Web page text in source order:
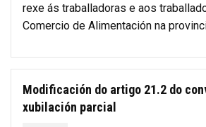
rexe ás traballadoras e aos
Comercio de Alimentación na
Modificación do artigo 21.2 do
xubilación parcial